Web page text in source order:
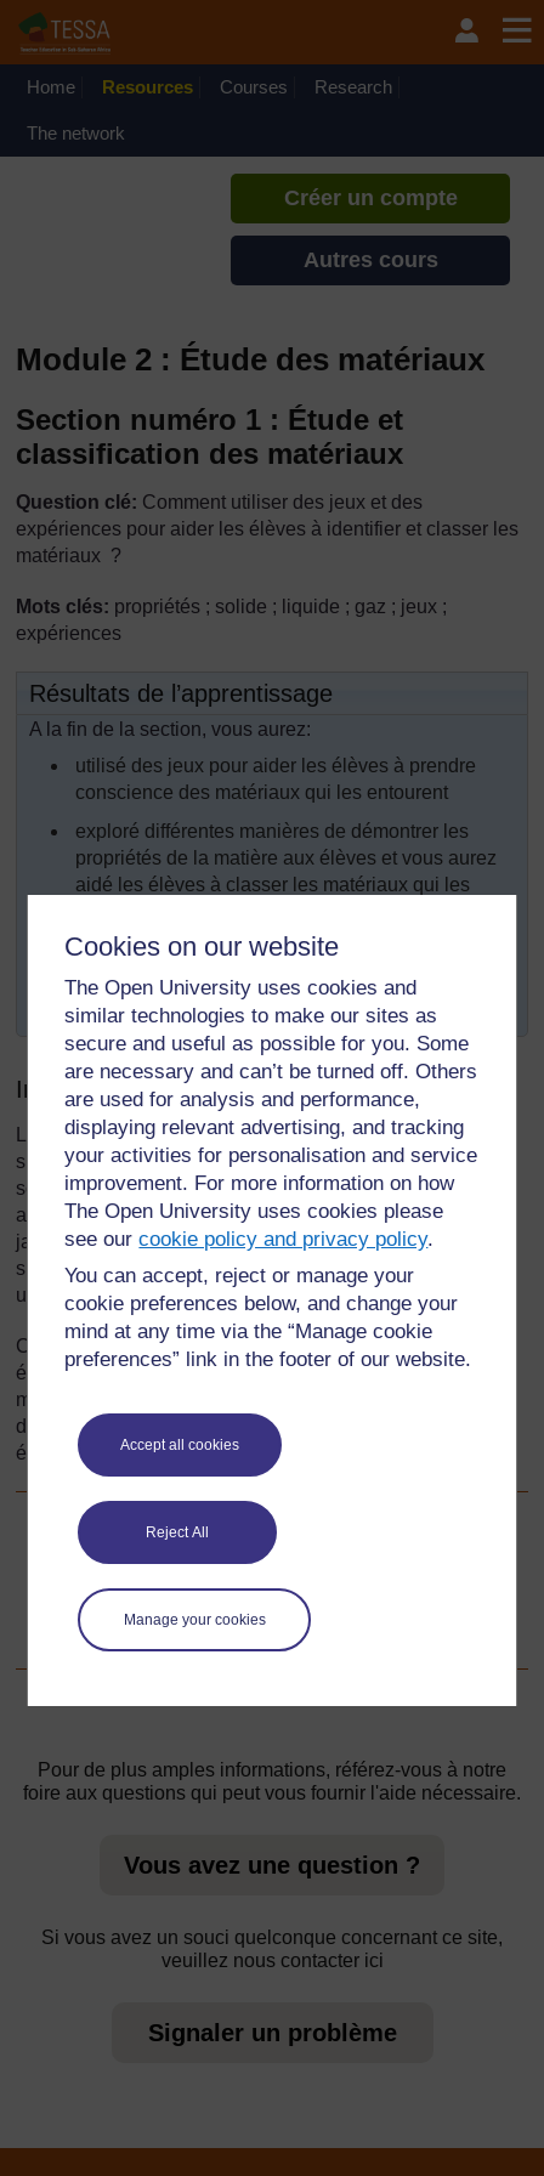
Cookies on our website
The Open University uses cookies and
similar technologies to make our sites as
secure and useful as possible for you. Some
are necessary and can’t be turned off. Others
are used for analysis and performance,
displaying relevant advertising, and tracking
your activities for personalisation and service
improvement. For more information on how
The Open University uses cookies please
see ourcookie policy and privacy policy.
You can accept, reject or manage your
cookie preferences below, and change your
mind at any time via the “Manage cookie
preferences” link in the footer of our website.
Accept all cookies
Reject All
Manage your cookies
Home Resources Courses Research
The network
Si vous créez un compte, vous
pouvez établir un profil
Créer un compte
Autres cours
Module 2 : Étude des matériaux
Section numéro 1 : Étude et
classification des matériaux
Question clé: Comment utiliser des jeux et des
expériences pour aider les élèves à identifier et classer les
matériaux ?
Mots clés: propriétés ; solide ; liquide ; gaz ; jeux ;
expériences
Résultats de l’apprentissage
A la fin de la section, vous aurez:
utilisé des jeux pour aider les élèves à prendre
conscience des matériaux qui les entourent
exploré différentes manières de démontrer les
propriétés de la matière aux élèves et vous aurez
aidé les élèves à classer les matériaux qui les
incité les élèves à une démarche plus
indépendante, en mettant en place leurs propres
recherches et expériences.
Introduction
La plupart d’entre nous ne nous posons pas de question
sur le monde matériel. Si l’on se met à réfléchir de façon
scientifique, on a immédiatement tendance à faire plus
attention à la matière qui nous entoure. Vous êtes-vous
jamais posé la question de savoir avec combien de
substances nous entrons en contact ou combien nous en
utilisons ?
Cette section explique comment vous pouvez aider les
élèves à identifier, trier et classer scientifiquement la
matière autour d’eux. À l’aide de jeux, d’étiquetage et
d’expériences simples, vous allez aider les élèves à
élaborer une carte mentale des matériaux.
Suivant
Suivant
1. Utilisation des jeux pour explorer les matériaux – en
groupes
Pour de plus amples informations, référez-vous à notre
foire aux questions qui peut vous fournir l'aide nécessaire.
Vous avez une question ?
Si vous avez un souci quelconque concernant ce site,
veuillez nous contacter ici
Signaler un problème